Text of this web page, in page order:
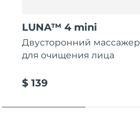
LUNA™ 4 mini
Двусторонний массажер
для очищения лица
$ 139